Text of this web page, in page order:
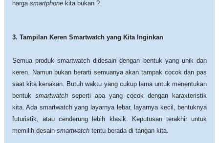
harga smartphonekita bukan ?.
3. Tampilan Keren Smartwatch yang Kita Inginkan
Semua produk smartwatch didesain dengan bentuk yang unik dan
keren. Namun bukan berarti semuanya akan tampak cocok dan pas
saat kita kenakan. Butuh waktu yang cukup lama untuk menentukan
bentuk smartwatchseperti apa yang cocok dengan karakteristik
kita. Ada smartwatch yang layarnya lebar, layarnya kecil, bentuknya
futuristik, atau cenderung lebih klasik. Keputusan terakhir untuk
memilih desain smartwatchtentu berada di tangan kita.